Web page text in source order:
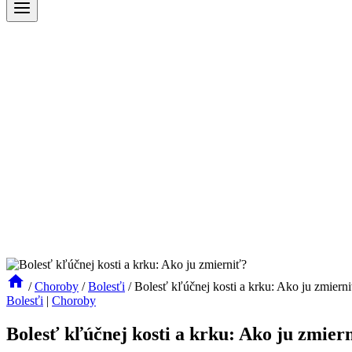
/ Choroby / Bolesťi / Bolesť kľúčnej kosti a krku: Ako ju
Bolesťi | Choroby
Bolesť kľúčnej kosti a krku: Ako ju